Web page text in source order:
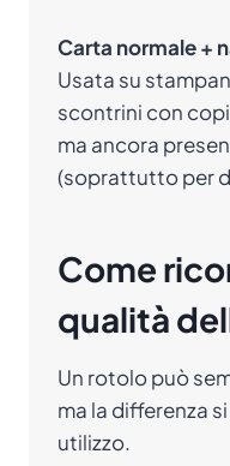
Carta normale +
Usata su
scontrini con
ma ancora
(soprattutto per
Come
qualità
Un rotolo può
ma la differenza
utilizzo.